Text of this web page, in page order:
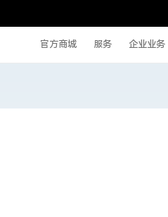
官方商城 服务 企业业务